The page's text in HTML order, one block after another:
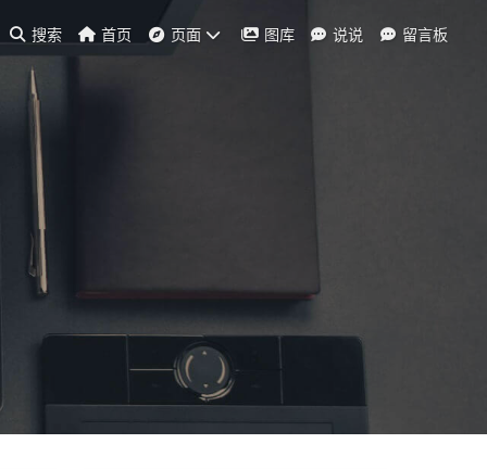
搜索 首页 页面 图库 说说 留言板